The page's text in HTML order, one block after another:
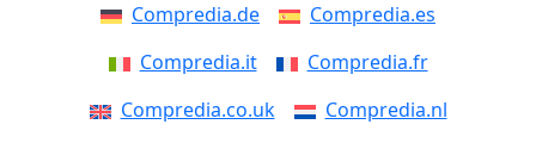
Compredia.de
Compredia.es
Compredia.it
Compredia.fr
Compredia.co.uk
Compredia.nl